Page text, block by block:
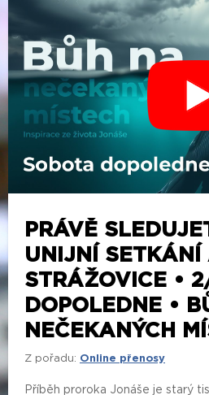
PRÁVĚ
UNIJNÍ SETKÁNÍ
STRÁŽOVICE •
DOPOLEDNE •
NEČEKANÝCH
Z pořadu: Online přenosy
Příběh proroka Jonáše je starý